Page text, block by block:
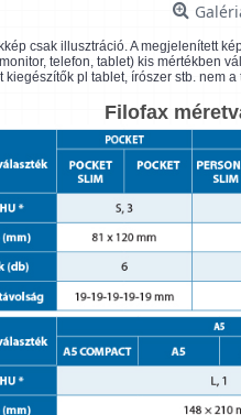
csak illusztráció. A megjelenített
telefon, tablet) kis mértékben
kiegészítők pl tablet, írószer stb. nem a
Filofax